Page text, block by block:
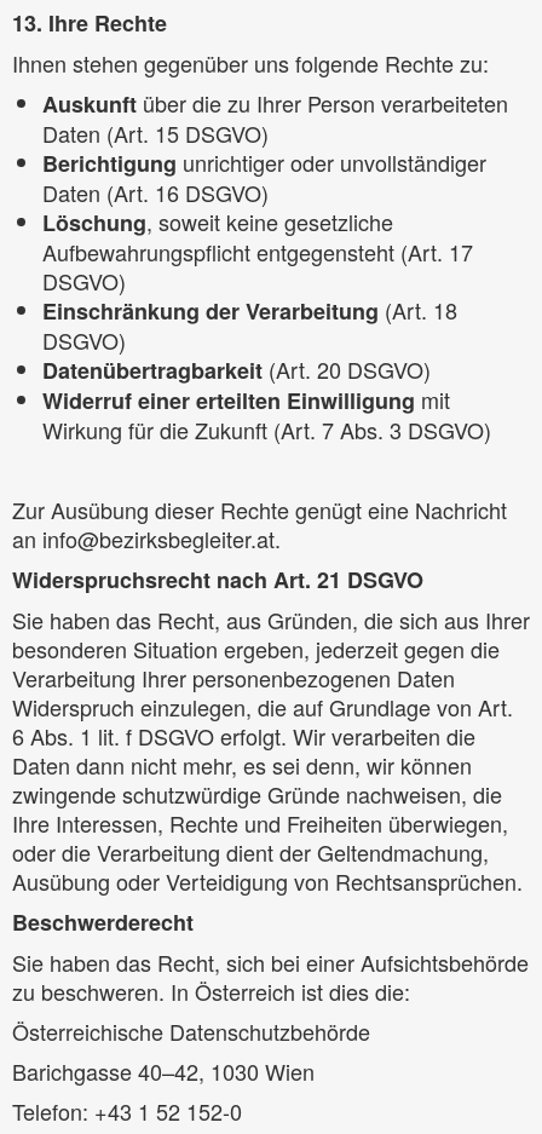
13. Ihre Rechte
Ihnen stehen gegenüber uns folgende Rechte zu:
Auskunft über die zu Ihrer Person verarbeiteten
Daten (Art. 15 DSGVO)
Berichtigung unrichtiger oder unvollständiger
Daten (Art. 16 DSGVO)
Löschung, soweit keine gesetzliche
Aufbewahrungspflicht entgegensteht (Art. 17
DSGVO)
Einschränkung der Verarbeitung (Art. 18
DSGVO)
Datenübertragbarkeit (Art. 20 DSGVO)
Widerruf einer erteilten Einwilligung mit
Wirkung für die Zukunft (Art. 7 Abs. 3 DSGVO)
Zur Ausübung dieser Rechte genügt eine Nachricht
an info@bezirksbegleiter.at.
Widerspruchsrecht nach Art. 21 DSGVO
Sie haben das Recht, aus Gründen, die sich aus Ihrer
besonderen Situation ergeben, jederzeit gegen die
Verarbeitung Ihrer personenbezogenen Daten
Widerspruch einzulegen, die auf Grundlage von Art.
6 Abs. 1 lit. f DSGVO erfolgt. Wir verarbeiten die
Daten dann nicht mehr, es sei denn, wir können
zwingende schutzwürdige Gründe nachweisen, die
Ihre Interessen, Rechte und Freiheiten überwiegen,
oder die Verarbeitung dient der Geltendmachung,
Ausübung oder Verteidigung von Rechtsansprüchen.
Beschwerderecht
Sie haben das Recht, sich bei einer Aufsichtsbehörde
zu beschweren. In Österreich ist dies die:
Österreichische Datenschutzbehörde
Barichgasse 40–42, 1030 Wien
Telefon: +43 1 52 152-0